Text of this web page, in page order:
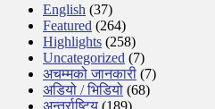
English (37)
Featured (264)
Highlights (258)
Uncategorized (7)
अचम्मको जानकारी (7)
अडियो / भिडियो (68)
अन्तर्राष्टिय (189)